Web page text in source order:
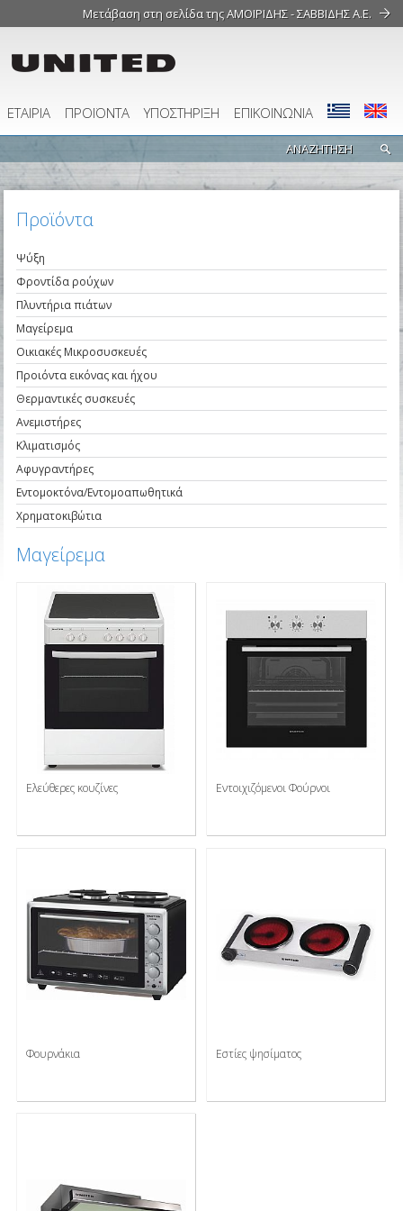
Μετάβαση στη σελίδα της ΑΜΟΙΡΙΔΗΣ - ΣΑΒΒΙΔΗΣ Α.Ε.
ΕΤΑΙΡΙΑ ΠΡΟΪΟΝΤΑ ΥΠΟΣΤΗΡΙΞΗ ΕΠΙΚΟΙΝΩΝΙΑ
Προϊόντα
Ψύξη
Φροντίδα ρούχων
Πλυντήρια πιάτων
Μαγείρεμα
Οικιακές Μικροσυσκευές
Προιόντα εικόνας και ήχου
Θερμαντικές συσκευές
Ανεμιστήρες
Κλιματισμός
Αφυγραντήρες
Εντομοκτόνα/Εντομοαπωθητικά
Χρηματοκιβώτια
Μαγείρεμα
Ελεύθερες κουζίνες Εντοιχιζόμενοι Φούρνοι
Φουρνάκια Εστίες ψησίματος